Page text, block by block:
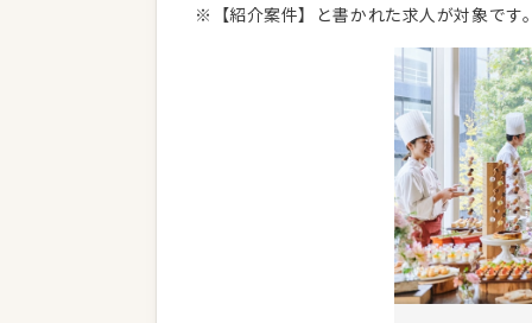
※【紹介案件】と書かれた求人が対象です。